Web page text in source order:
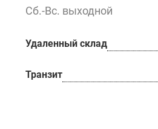
Сб.-Вс. выходной
Удаленный склад
Транзит